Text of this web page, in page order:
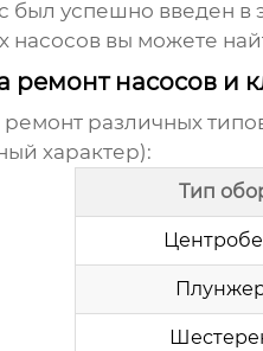
был успешно введен
насосов вы можете
ремонт насосов и
различных
характер):
Тип